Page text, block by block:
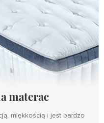
materac
miękkością i jest bardzo